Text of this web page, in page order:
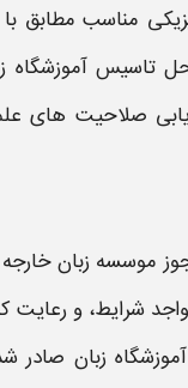
مناسب مطابق
تاسیس آموزشگاه
صلاحیت
موسسه زبان خارجه
شرایط، و رعایت
زبان صادر